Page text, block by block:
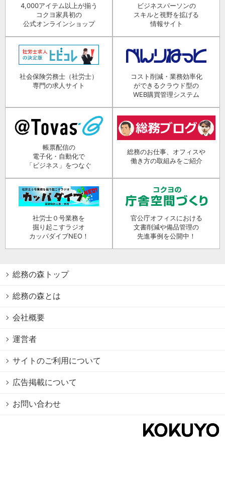
4,000アイテム以上が揃う
コクヨ家具初の
公式オンラインショップ
ビジネスパーソンの
スキルと視野を拡げる
情報サイト
社会保険労務士（社労士）
専門の求人サイト
コスト削減・業務効率化
ができるクラウド型の
WEB購買管理システム
帳票配信の
電子化・自動化で
「ビジネス」をつなぐ
総務のお仕事、オフィスや
働き方の取組みをご紹介
社労士０号業務を
掘り起こすラジオ
カッパダイブNEO！
官公庁オフィスにおける
文書削減や備品管理の
先進事例を公開中！
総務の森トップ
総務の森とは
会社概要
運営者
サイトのご利用について
広告掲載について
お問い合わせ